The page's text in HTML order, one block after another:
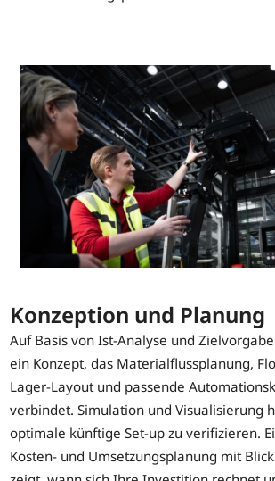
Konzeption und Planung
Auf Basis von Ist-Analyse und
ein Konzept, das Materialflussplanung,
Lager-Layout und passende
verbindet. Simulation und Visualisierung
optimale künftige Set-up zu verifizieren.
Kosten- und Umsetzungsplanung mit